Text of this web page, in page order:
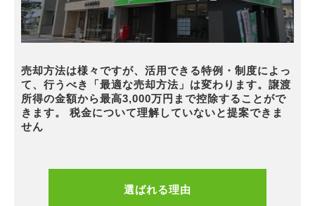
売却方法は様々ですが、活用できる特例・制度によっ
て、行うべき「最適な売却方法」は変わります。譲渡
所得の金額から最高3,000万円まで控除することがで
きます。 税金について理解していないと提案できま
せん
選ばれる理由